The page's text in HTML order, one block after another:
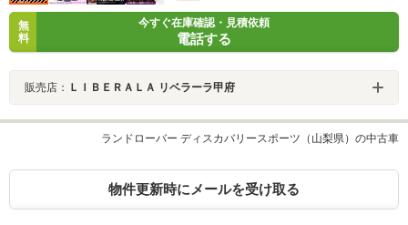
無
料
今すぐ在庫確認・見積依頼
電話する
販売店： ＬＩＢＥＲＡＬＡ リベラーラ甲府
ランドローバー ディスカバリースポーツ（山梨県）の中古車
物件更新時にメールを受け取る